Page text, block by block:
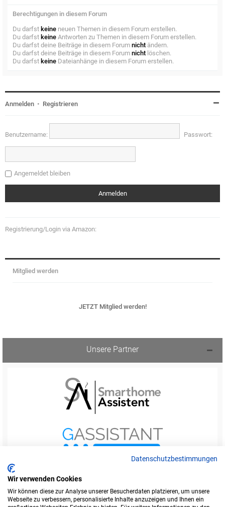
Berechtigungen in diesem Forum
Du darfst keine neuen Themen in diesem Forum erstellen.
Du darfst keine Antworten zu Themen in diesem Forum erstellen.
Du darfst deine Beiträge in diesem Forum nicht ändern.
Du darfst deine Beiträge in diesem Forum nicht löschen.
Du darfst keine Dateianhänge in diesem Forum erstellen.
Anmelden • Registrieren
Benutzername: Passwort:
Angemeldet bleiben
Registrierung/Login via Amazon:
Mitglied werden
JETZT Mitglied werden!
Unsere Partner
Startseite Foren-Übersicht
Datenschutzbestimmungen
Wir verwenden Cookies
Wir können diese zur Analyse unserer Besucherdaten platzieren, um unsere
Webseite zu verbessern, personalisierte Inhalte anzuzeigen und Ihnen ein